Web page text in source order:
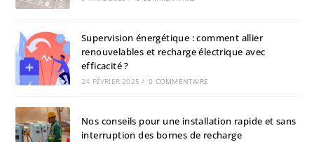
Supervision énergétique : comment allier
renouvelables et recharge électrique avec
efficacité ?
24 FÉVRIER 2025 / 0 COMMENTAIRE
Nos conseils pour une installation rapide et sans
interruption des bornes de recharge